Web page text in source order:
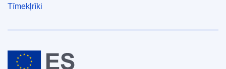
Tīmekļrīki
Eiropas Savienība